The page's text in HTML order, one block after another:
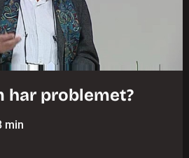
har problemet?
min